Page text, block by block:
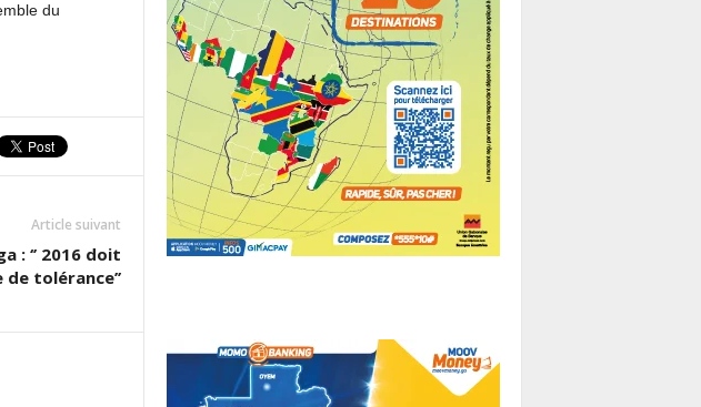
du
Article suivant
: ‘’ 2016 doit
tolérance’’